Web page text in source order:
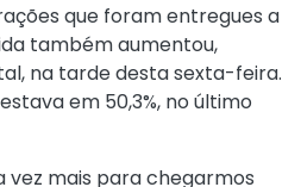
que foram entregues a
também aumentou,
na tarde desta sexta-feira.
em 50,3%, no último
vez mais para chegarmos